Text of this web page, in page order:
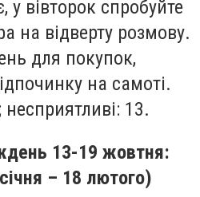
у вiвторок спробуйте
на вiдверту розмову.
для покупок,
на самотi.
13.
13-19 жовтня:
– 18 лютого)